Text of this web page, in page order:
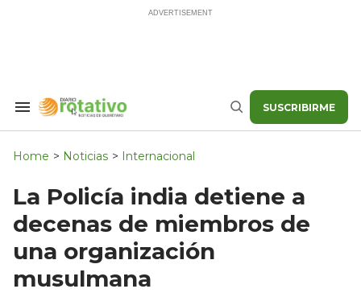
Search
Navigation
Buscar SUSCRIBIRME
Home > Noticias > Internacional
La Policía india detiene a
decenas de miembros de
una organización
musulmana